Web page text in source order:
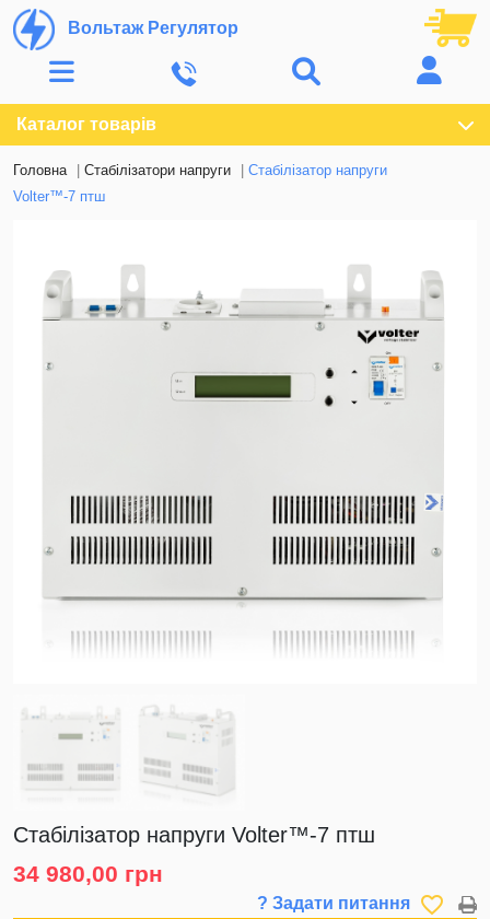
Вольтаж Регулятор
Каталог товарів
Головна Стабілізатори напруги
Стабілізатор напруги
Volter™-7 птш
Стабілізатор напруги Volter™-7 птш
34 980,00 грн
? Задати питання favorite_border